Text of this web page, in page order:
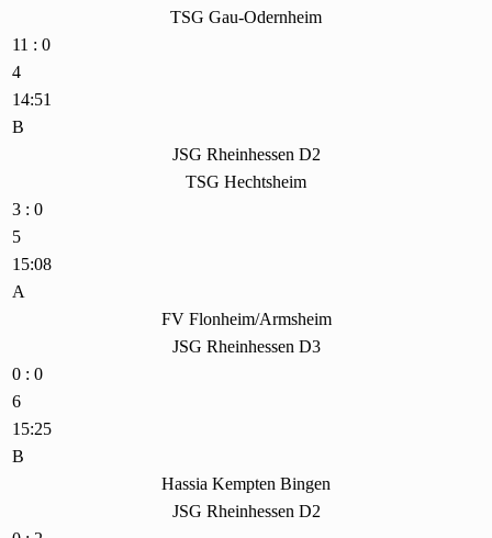
TSG Gau-Odernheim
11 : 0
4
14:51
B
JSG Rheinhessen D2
TSG Hechtsheim
3 : 0
5
15:08
A
FV Flonheim/Armsheim
JSG Rheinhessen D3
0 : 0
6
15:25
B
Hassia Kempten Bingen
JSG Rheinhessen D2